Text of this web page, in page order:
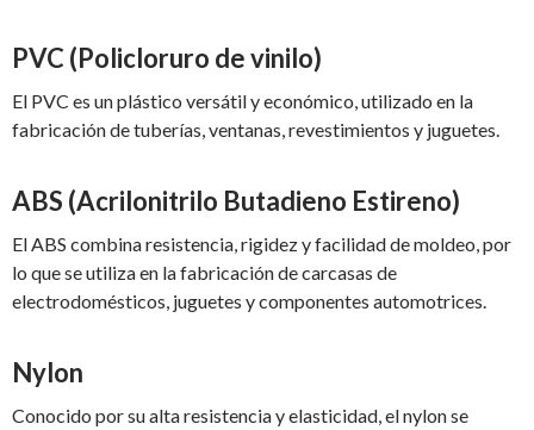
PVC (Policloruro de vinilo)
El PVC es un plástico versátil y económico, utilizado en la
fabricación de tuberías, ventanas, revestimientos y juguetes.
ABS (Acrilonitrilo Butadieno Estireno)
El ABS combina resistencia, rigidez y facilidad de moldeo, por
lo que se utiliza en la fabricación de carcasas de
electrodomésticos, juguetes y componentes automotrices.
Nylon
Conocido por su alta resistencia y elasticidad, el nylon se